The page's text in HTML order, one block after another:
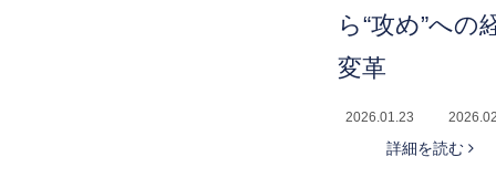
ら“攻め”への
変革
2026.01.23
詳細を読む